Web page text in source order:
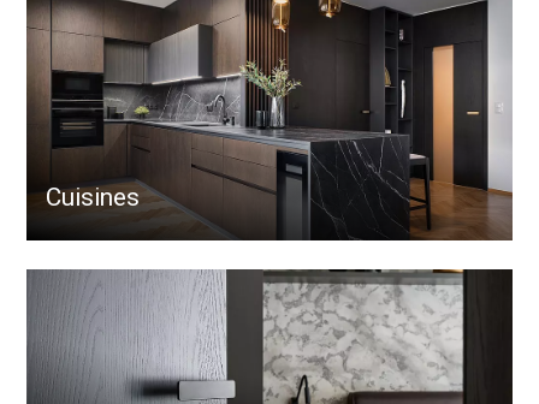
Cuisines